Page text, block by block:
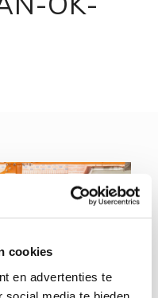
cookies
en advertenties te